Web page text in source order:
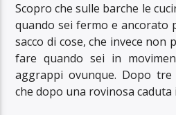
Scopro che sulle barche le
quando sei fermo e ancorato
sacco di cose, che invece non
fare quando sei in
aggrappi ovunque. Dopo
che dopo una rovinosa